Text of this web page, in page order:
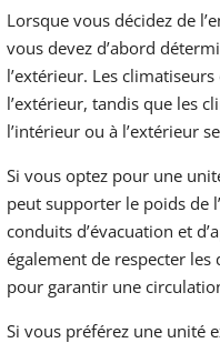
Lorsque vous décidez de
vous devez d’abord
l’extérieur. Les
l’extérieur, tandis que les
l’intérieur ou à l’extérieur
Si vous optez pour une
peut supporter le poids de
conduits d’évacuation et
également de respecter
pour garantir une
Si vous préférez une unité